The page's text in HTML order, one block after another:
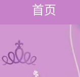
首页